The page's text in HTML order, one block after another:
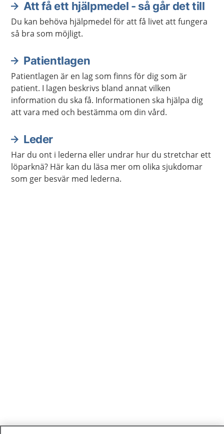
Aktuella artiklar
Att få ett hjälpmedel - så går det till
Du kan behöva hjälpmedel för att få livet att fungera
så bra som möjligt.
Patientlagen
Patientlagen är en lag som finns för dig som är
patient. I lagen beskrivs bland annat vilken
information du ska få. Informationen ska hjälpa dig
att vara med och bestämma om din vård.
Leder
Har du ont i lederna eller undrar hur du stretchar ett
löparknä? Här kan du läsa mer om olika sjukdomar
som ger besvär med lederna.